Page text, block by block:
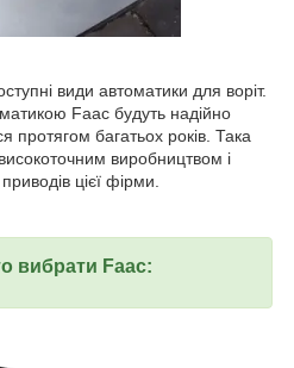
види автоматики для воріт.
Faac будуть надійно
протягом багатьох років. Така
виробництвом і
цієї фірми.
вибрати Faac: